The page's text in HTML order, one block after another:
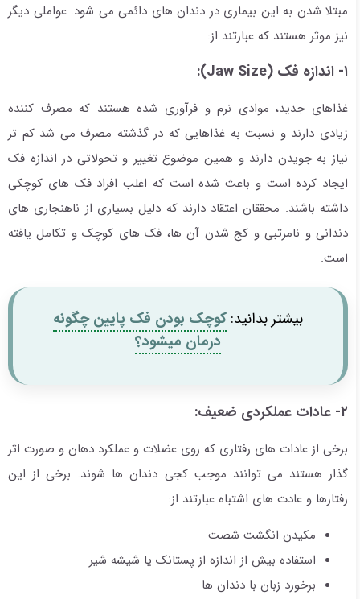
مبتلا شدن به این بیماری در دندان های دائمی می شود. عواملی دیگر
نیز موثر هستند که عبارتند از:
۱- اندازه فک (Jaw Size):
غذاهای جدید، موادی نرم و فرآوری شده هستند که مصرف کننده
زیادی دارند و نسبت به غذاهایی که در گذشته مصرف می شد کم تر
نیاز به جویدن دارند و همین موضوع تغییر و تحولاتی در اندازه فک
ایجاد کرده است و باعث شده است که اغلب افراد فک های کوچکی
داشته باشند. محققان اعتقاد دارند که دلیل بسیاری از ناهنجاری های
دندانی و نامرتبی و کج شدن آن ها، فک های کوچک و تکامل یافته
است.
بیشتر بدانید: کوچک بودن فک پایین چگونه
درمان میشود؟
۲- عادات عملکردی ضعیف:
برخی از عادات های رفتاری که روی عضلات و عملکرد دهان و صورت اثر
گذار هستند می توانند موجب کجی دندان ها شوند. برخی از این
رفتارها و عادت های اشتباه عبارتند از:
مکیدن انگشت شصت
استفاده بیش از اندازه از پستانک یا شیشه شیر
برخورد زبان با دندان ها